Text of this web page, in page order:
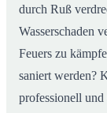
durch Ruß
Wasserschaden
Feuers zu
saniert werden?
professionell